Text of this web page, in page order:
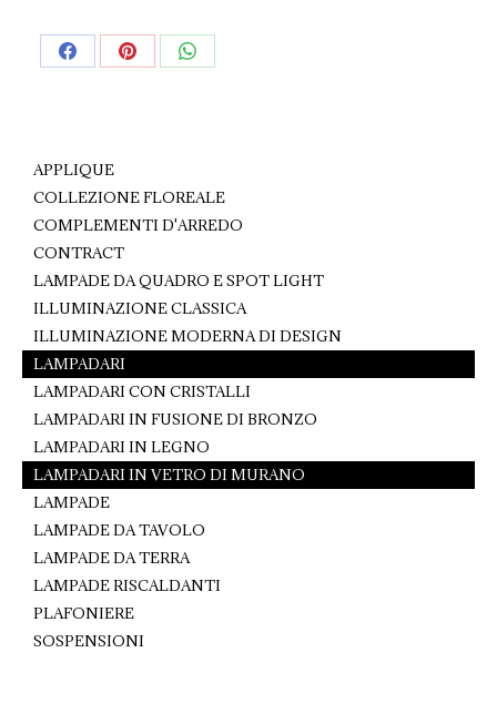
Share Share Share
APPLIQUE
COLLEZIONE FLOREALE
COMPLEMENTI D'ARREDO
CONTRACT
LAMPADE DA QUADRO E SPOT LIGHT
ILLUMINAZIONE CLASSICA
ILLUMINAZIONE MODERNA DI DESIGN
LAMPADARI
LAMPADARI CON CRISTALLI
LAMPADARI IN FUSIONE DI BRONZO
LAMPADARI IN LEGNO
LAMPADARI IN VETRO DI MURANO
LAMPADE
LAMPADE DA TAVOLO
LAMPADE DA TERRA
LAMPADE RISCALDANTI
PLAFONIERE
SOSPENSIONI